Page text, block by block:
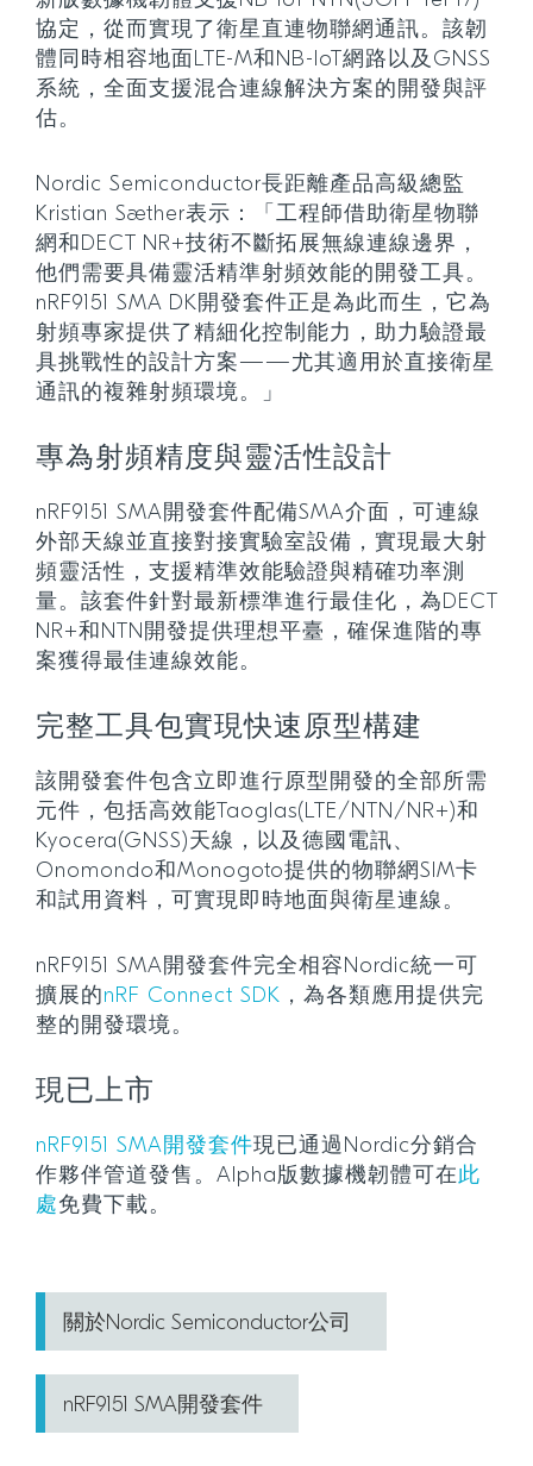
協定，從而實現了衛星直連物聯網通訊。該韌
體同時相容地面LTE-M和NB-IoT網路以及GNSS
系統，全面支援混合連線解決方案的開發與評
估。
Nordic Semiconductor長距離產品高級總監
Kristian Sæther表示：「工程師借助衛星物聯
網和DECT NR+技術不斷拓展無線連線邊界，
他們需要具備靈活精準射頻效能的開發工具。
nRF9151 SMA DK開發套件正是為此而生，它為
射頻專家提供了精細化控制能力，助力驗證最
具挑戰性的設計方案——尤其適用於直接衛星
通訊的複雜射頻環境。」
專為射頻精度與靈活性設計
nRF9151 SMA開發套件配備SMA介面，可連線
外部天線並直接對接實驗室設備，實現最大射
頻靈活性，支援精準效能驗證與精確功率測
量。該套件針對最新標準進行最佳化，為DECT
NR+和NTN開發提供理想平臺，確保進階的專
案獲得最佳連線效能。
完整工具包實現快速原型構建
該開發套件包含立即進行原型開發的全部所需
元件，包括高效能Taoglas(LTE/NTN/NR+)和
Kyocera(GNSS)天線，以及德國電訊、
Onomondo和Monogoto提供的物聯網SIM卡
和試用資料，可實現即時地面與衛星連線。
nRF9151 SMA開發套件完全相容Nordic統一可
擴展的nRF Connect SDK ，為各類應用提供完
整的開發環境。
現已上市
nRF9151 SMA開發套件現已通過Nordic分銷合
作夥伴管道發售。Alpha版數據機韌體可在此
處免費下載。
關於Nordic Semiconductor公司
nRF9151 SMA開發套件